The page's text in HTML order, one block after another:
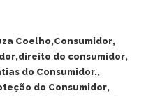
Coelho Consumidor
direito do consumidor
do Consumidor.
do Consumidor